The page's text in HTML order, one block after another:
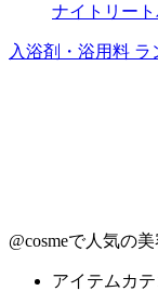
ナイトリート
入浴剤・浴用料 ラ
@cosmeで人気の
アイテムカテ